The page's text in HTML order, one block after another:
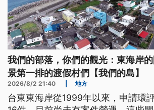
我們的部落，你們的觀光：東海岸
景第一排的渡假村們【我們的島】
2026/8/2 21:40 地方
台東東海岸從1999年以來，申請環